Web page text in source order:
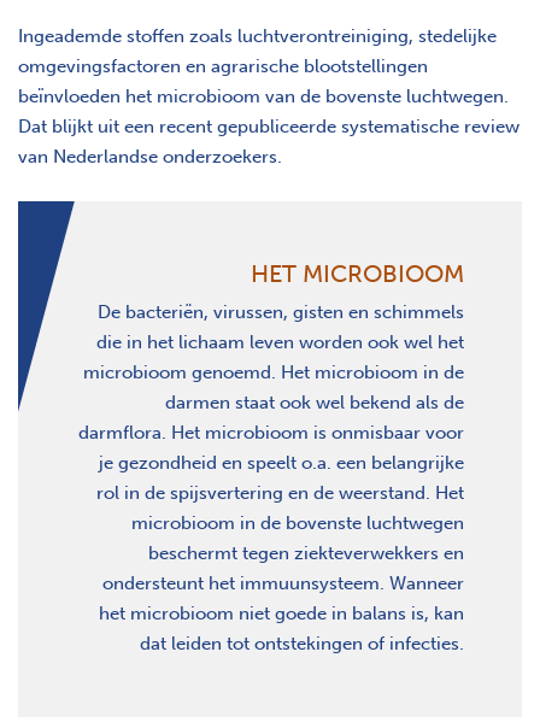
Ingeademde stoffen zoals luchtverontreiniging, stedelijke
omgevingsfactoren en agrarische blootstellingen
beïnvloeden het microbioom van de bovenste luchtwegen.
Dat blijkt uit een recent gepubliceerde systematische review
van Nederlandse onderzoekers.
HET MICROBIOOM
De bacteriën, virussen, gisten en schimmels
die in het lichaam leven worden ook wel het
microbioom genoemd. Het microbioom in de
darmen staat ook wel bekend als de
darmflora. Het microbioom is onmisbaar voor
je gezondheid en speelt o.a. een belangrijke
rol in de spijsvertering en de weerstand. Het
microbioom in de bovenste luchtwegen
beschermt tegen ziekteverwekkers en
ondersteunt het immuunsysteem. Wanneer
het microbioom niet goede in balans is, kan
dat leiden tot ontstekingen of infecties.